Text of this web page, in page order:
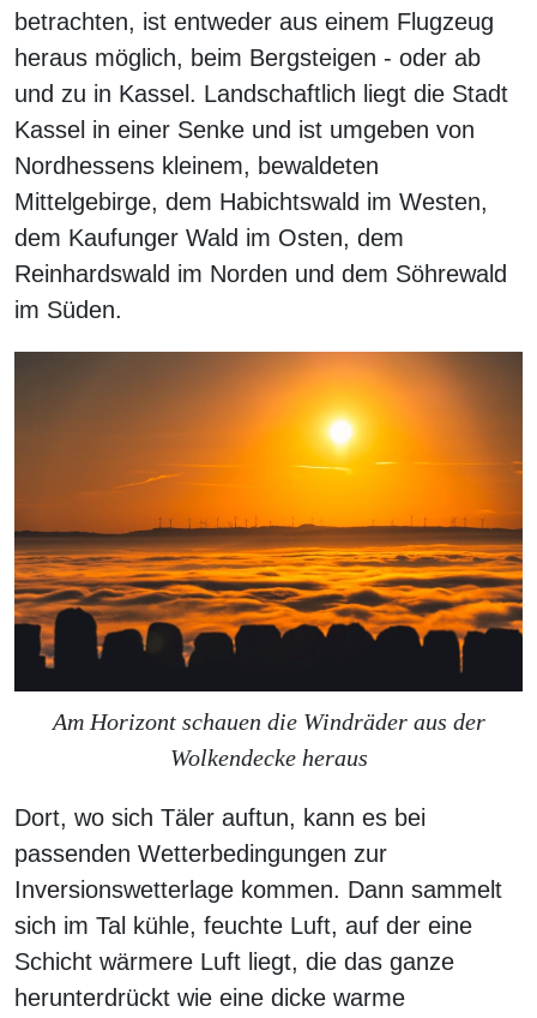
betrachten, ist entweder aus einem Flugzeug
heraus möglich, beim Bergsteigen - oder ab
und zu in Kassel. Landschaftlich liegt die Stadt
Kassel in einer Senke und ist umgeben von
Nordhessens kleinem, bewaldeten
Mittelgebirge, dem Habichtswald im Westen,
dem Kaufunger Wald im Osten, dem
Reinhardswald im Norden und dem Söhrewald
im Süden.
Am Horizont schauen die Windräder aus der
Wolkendecke heraus
Dort, wo sich Täler auftun, kann es bei
passenden Wetterbedingungen zur
Inversionswetterlage kommen. Dann sammelt
sich im Tal kühle, feuchte Luft, auf der eine
Schicht wärmere Luft liegt, die das ganze
herunterdrückt wie eine dicke warme